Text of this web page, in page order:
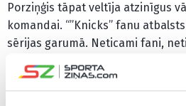
Porziņģis tāpat veltīja atzinīgus
komandai. “”Knicks” fanu
sērijas garumā. Neticami fani,